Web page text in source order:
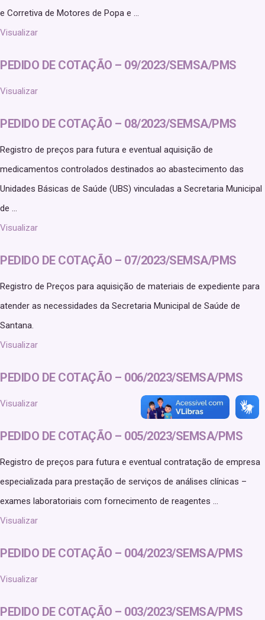
e Corretiva de Motores de Popa e ...
Visualizar
PEDIDO DE COTAÇÃO – 09/2023/SEMSA/PMS
Visualizar
PEDIDO DE COTAÇÃO – 08/2023/SEMSA/PMS
Registro de preços para futura e eventual aquisição de
medicamentos controlados destinados ao abastecimento das
Unidades Básicas de Saúde (UBS) vinculadas a Secretaria Municipal
de ...
Visualizar
PEDIDO DE COTAÇÃO – 07/2023/SEMSA/PMS
Registro de Preços para aquisição de materiais de expediente para
atender as necessidades da Secretaria Municipal de Saúde de
Santana.
Visualizar
PEDIDO DE COTAÇÃO – 006/2023/SEMSA/PMS
Visualizar
PEDIDO DE COTAÇÃO – 005/2023/SEMSA/PMS
Registro de preços para futura e eventual contratação de empresa
especializada para prestação de serviços de análises clínicas –
exames laboratoriais com fornecimento de reagentes ...
Visualizar
PEDIDO DE COTAÇÃO – 004/2023/SEMSA/PMS
Visualizar
PEDIDO DE COTAÇÃO – 003/2023/SEMSA/PMS